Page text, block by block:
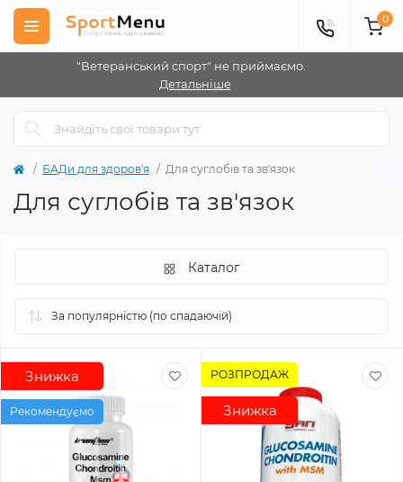
"Ветеранський спорт" не приймаємо.
Детальніше
0
БАДи для здоров'я Для суглобів та зв'язок
Для суглобів та зв'язок
Каталог
Знижка
Рекомендуємо
РОЗПРОДАЖ
Знижка